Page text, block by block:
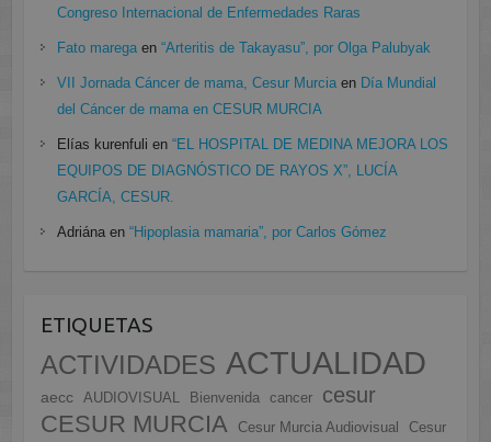
Congreso Internacional de Enfermedades Raras
Fato maregaen “Arteritis de Takayasu”, por Olga Palubyak
VII Jornada Cáncer de mama, Cesur Murciaen Día Mundial
del Cáncer de mama en CESUR MURCIA
Elías kurenfuli en “EL HOSPITAL DE MEDINA MEJORA LOS
EQUIPOS DE DIAGNÓSTICO DE RAYOS X”, LUCÍA
GARCÍA, CESUR.
Adriánaen “Hipoplasia mamaria”, por Carlos Gómez
ETIQUETAS
ACTIVIDADES ACTUALIDAD
aecc AUDIOVISUAL Bienvenida cancer cesur
CESUR MURCIA Cesur Murcia Audiovisual
Cesur